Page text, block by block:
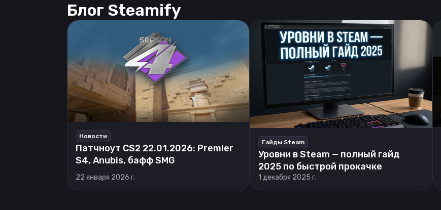
Блог Steamify
Новости
Патчноут CS2 22.01.2026: Premier
S4, Anubis, бафф SMG
22 января 2026 г.
Гайды Steam
Уровни в Steam — полный гайд
2025 по быстрой прокачке
1 декабря 2025 г.